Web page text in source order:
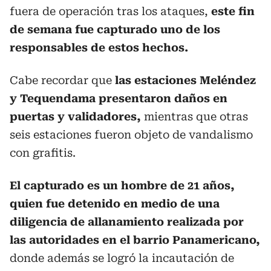
fuera de operación tras los ataques, este fin
de semana fue capturado uno de los
responsables de estos hechos.
Cabe recordar que las estaciones Meléndez
y Tequendama presentaron daños en
puertas y validadores, mientras que otras
seis estaciones fueron objeto de vandalismo
con grafitis.
El capturado es un hombre de 21 años,
quien fue detenido en medio de una
diligencia de allanamiento realizada por
las autoridades en el barrio Panamericano,
donde además se logró la incautación de